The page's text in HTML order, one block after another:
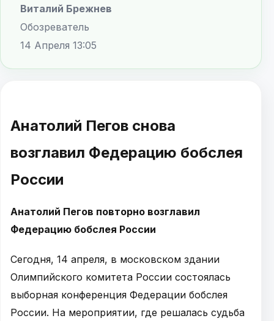
Виталий Брежнев
Обозреватель
14 Апреля 13:05
Анатолий Пегов снова
возглавил Федерацию бобслея
России
Анатолий Пегов повторно возглавил
Федерацию бобслея России
Сегодня, 14 апреля, в московском здании
Олимпийского комитета России состоялась
выборная конференция Федерации бобслея
России. На мероприятии, где решалась судьба